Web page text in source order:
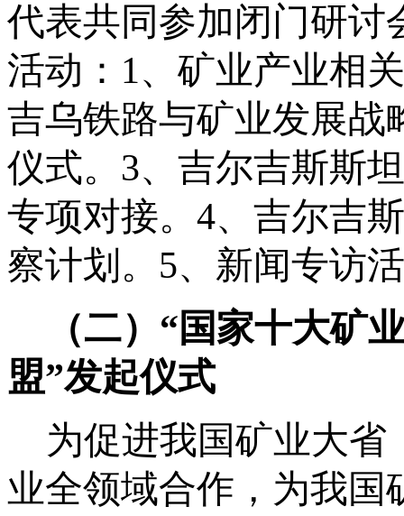
代表共同参加闭门研讨
活动： 1、矿业产业相
吉乌铁路与矿业发展战
仪式。3、吉尔吉斯斯
专项对接。4、吉尔吉
察计划。5、新闻专访
（二） “国家十大矿
盟”发起仪式
为促进我国矿业大
业全领域合作，为我国